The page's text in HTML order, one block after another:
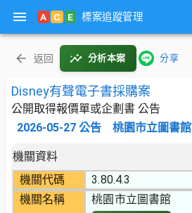
A C E 標案追蹤管理
返回 分析本案 分享
Disney有聲電子書採購案
公開取得報價單或企劃書 公告
2026-05-27 公告 桃園市立圖書館
機關資料
機關代碼
3.80.4.3
機關名稱
桃園市立圖書館